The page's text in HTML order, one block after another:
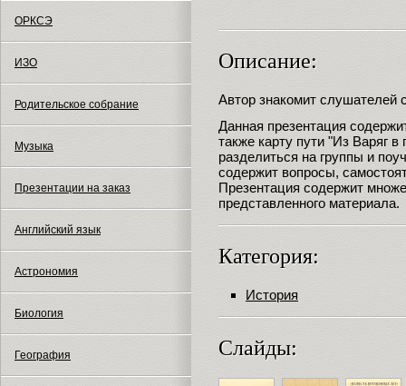
ОРКСЭ
ИЗО
Родительское собрание
Музыка
Презентации на заказ
Английский язык
Астрономия
Биология
География
Описание:
Автор знакомит слушателей
Данная презентация
также карту пути "Из Варяг в
разделиться на группы и
содержит вопросы,
Презентация содержит
представленного материала.
Категория:
История
Слайды: